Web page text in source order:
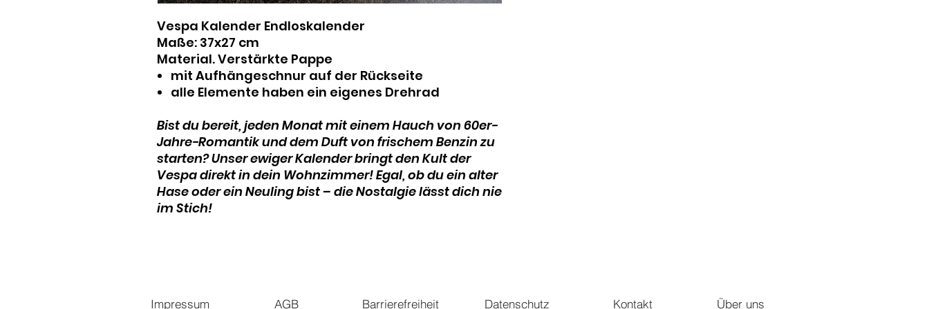
Vespa Kalender Endloskalender
Maße: 37x27 cm
Material. Verstärkte Pappe
mit Aufhängeschnur auf der Rückseite
alle Elemente haben ein eigenes Drehrad
Bist du bereit, jeden Monat mit einem Hauch von 60er-
Jahre-Romantik und dem Duft von frischem Benzin zu
starten? Unser ewiger Kalender bringt den Kult der
Vespa direkt in dein Wohnzimmer! Egal, ob du ein alter
Hase oder ein Neuling bist – die Nostalgie lässt dich nie
im Stich!
Impressum AGB Barrierefreiheit Datenschutz Kontakt Über uns